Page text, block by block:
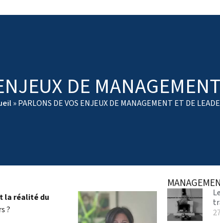
DE
»PARLONS DE VOS ENJEUX DE MANAGEMENT ET DE
la réalité du
?